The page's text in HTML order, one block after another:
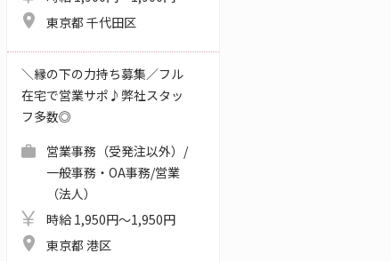
東京都 千代田区
＼縁の下の力持ち募集／フル
在宅で営業サポ♪弊社スタッ
フ多数◎
営業事務（受発注以外）/
一般事務・OA事務/営業
（法人）
時給 1,950円～1,950円
東京都 港区